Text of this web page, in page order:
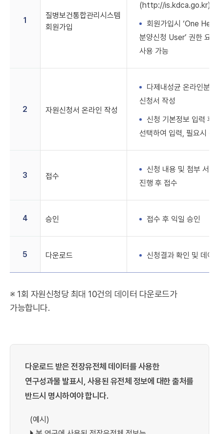
작성
1
질병보건통합관리시스템
회원가입
(http://is.kdca.go.kr) 회
회원가입시 ‘One
분양신청 User’ 권한 요
사용 가능
2 자원신청서 온라인 작성
다제내성균 온라인분
신청서 작성
신청 기본정보 입력 후
선택하여 입력, 필요시 첨
3 접수
신청 내용 및 첨부 서
진행 후 접수
4 승인 접수 후 익일 승인
5 다운로드 신청결과 확인 및 데이
※ 1회 자원신청당 최대 10건의 데이터 다운로드가
가능합니다.
다운로드 받은 전장유전체 데이터를 사용한
연구성과물 발표시, 사용된 유전체 정보에 대한 출처를
반드시 명시하여야 합니다.
(예시)